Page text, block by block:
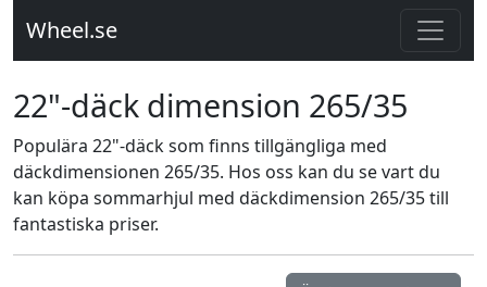
Wheel.se
22"-däck dimension 265/35
Populära 22"-däck som finns tillgängliga med
däckdimensionen 265/35. Hos oss kan du se vart du
kan köpa sommarhjul med däckdimension 265/35 till
fantastiska priser.